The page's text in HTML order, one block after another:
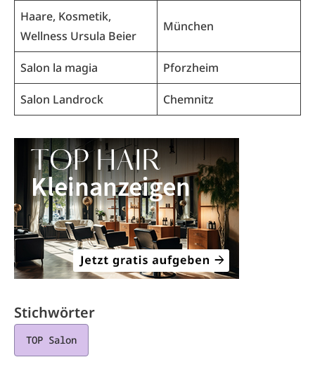
Haare, Kosmetik,
Wellness Ursula Beier
München
Salon la magia Pforzheim
Salon Landrock Chemnitz
Stichwörter
TOP Salon